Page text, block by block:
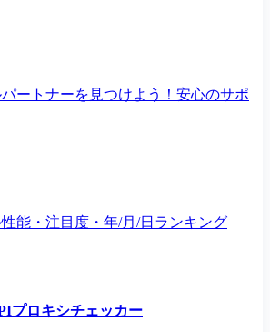
ートナーを見つけよう！安心のサポ
能・注目度・年/月/日ランキング
プロキシチェッカー